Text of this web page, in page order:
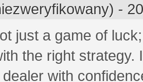
-
just a game of
the right
with